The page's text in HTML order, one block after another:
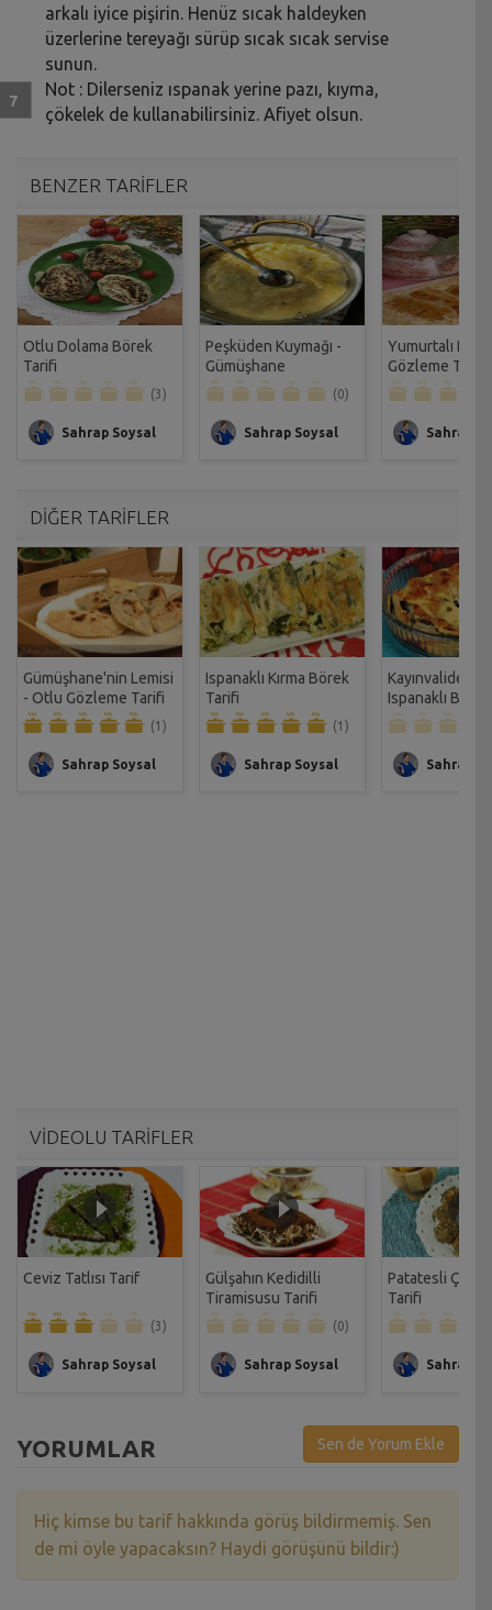
arkalı iyice pişirin. Henüz sıcak haldeyken
üzerlerine tereyağı sürüp sıcak sıcak servise
sunun.
Not : Dilerseniz ıspanak yerine pazı, kıyma,
çökelek de kullanabilirsiniz. Afiyet olsun.
BENZER TARİFLER
Otlu Dolama Börek
Tarifi
(3)
Sahrap Soysal
Peşküden Kuymağı -
Gümüşhane
(0)
Sahrap Soysal
Yumurtalı
Gözleme Tarifi
Sahrap
DİĞER TARİFLER
Gümüşhane'nin Lemisi
- Otlu Gözleme Tarifi
(1)
Sahrap Soysal
Ispanaklı Kırma Börek
Tarifi
(1)
Sahrap Soysal
Kayınvalidemin
Ispanaklı
Böreği Tarifi
Sahrap
VİDEOLU TARİFLER
Ceviz Tatlısı Tarif
(3)
Sahrap Soysal
Gülşahın Kedidilli
Tiramisusu Tarifi
(0)
Sahrap Soysal
Patatesli Çıtır
Tarifi
Sahrap
YORUMLAR Sen de Yorum Ekle
Hiç kimse bu tarif hakkında görüş bildirmemiş. Sen
de mi öyle yapacaksın? Haydi görüşünü bildir:)